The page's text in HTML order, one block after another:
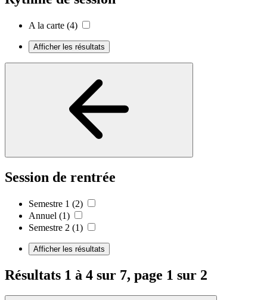
A la carte (4)
Afficher les résultats
Session de rentrée
Semestre 1 (2)
Annuel (1)
Semestre 2 (1)
Afficher les résultats
Résultats 1 à 4 sur 7, page 1 sur 2